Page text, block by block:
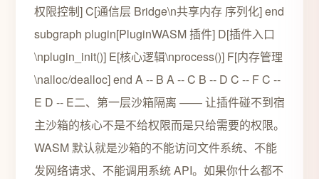
权限控制] C[通信层 Bridge\n共享内存 序列化] end
subgraph plugin[PluginWASM 插件] D[插件入口
\nplugin_init()] E[核心逻辑\nprocess()] F[内存管理
\nalloc/dealloc] end A -- B A -- C B -- D C -- F C --
E D -- E二、第一层沙箱隔离 —— 让插件碰不到宿
主沙箱的核心不是不给权限而是只给需要的权限。
WASM 默认就是沙箱的不能访问文件系统、不能
发网络请求、不能调用系统 API。如果你什么都不